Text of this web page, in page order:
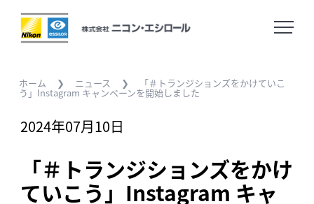
ホーム Home
ニュース
企業情報 Company
ホーム ❯ ニュース ❯ 「＃トランジションズをかけていこ
う」Instagram キャンペーンを開始しました
2024年07月10日
「＃トランジションズをかけ
ていこう」Instagram キャ